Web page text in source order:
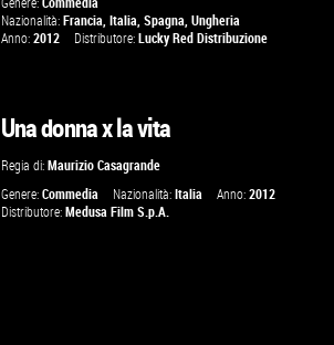
Nazionalità:Francia ,Italia ,Spagna ,Ungheria
Anno:2012 Distributore:Lucky Red Distribuzione
Una donna x la vita
Regia di:Maurizio Casagrande
Genere:Commedia Nazionalità:Italia Anno:2012
Distributore:Medusa Film S.p.A.